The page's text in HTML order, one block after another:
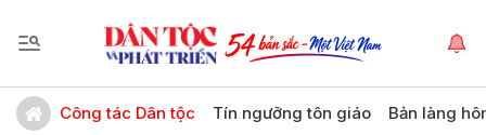
Công tác Dân tộc Tín ngưỡng tôn giáo Bản làng
Gửi bình luận